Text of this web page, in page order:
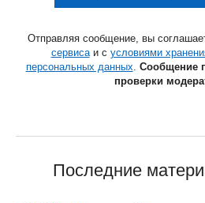
Отправляя сообщение, вы
сервисаи с условиями
персональных данных. Сообщение
проверки
Последние